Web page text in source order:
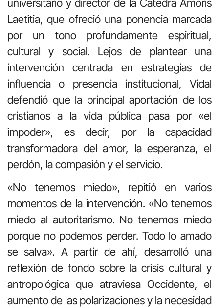
universitario y director de la Cátedra Amoris
Laetitia, que ofreció una ponencia marcada
por un tono profundamente espiritual,
cultural y social. Lejos de plantear una
intervención centrada en estrategias de
influencia o presencia institucional, Vidal
defendió que la principal aportación de los
cristianos a la vida pública pasa por «el
impoder», es decir, por la capacidad
transformadora del amor, la esperanza, el
perdón, la compasión y el servicio.
«No tenemos miedo», repitió en varios
momentos de la intervención. «No tenemos
miedo al autoritarismo. No tenemos miedo
porque no podemos perder. Todo lo amado
se salva». A partir de ahí, desarrolló una
reflexión de fondo sobre la crisis cultural y
antropológica que atraviesa Occidente, el
aumento de las polarizaciones y la necesidad